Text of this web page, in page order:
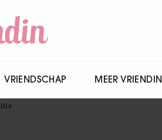
VRIENDSCHAP MEER VRIENDIN